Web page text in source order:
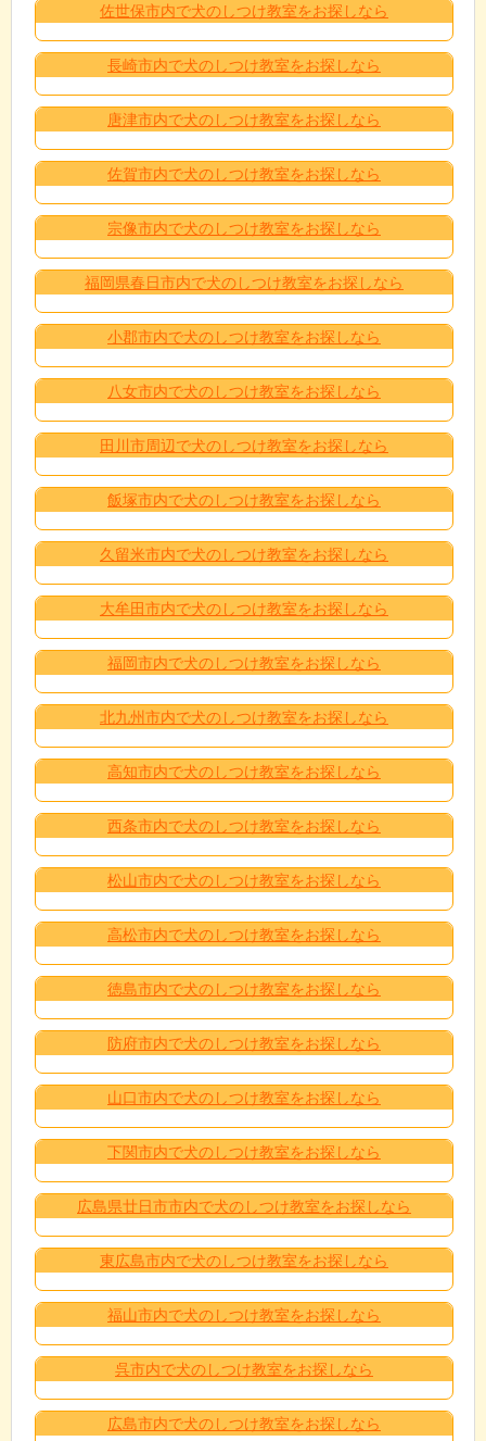
佐世保市内で犬のしつけ教室をお探しなら
長崎市内で犬のしつけ教室をお探しなら
唐津市内で犬のしつけ教室をお探しなら
佐賀市内で犬のしつけ教室をお探しなら
宗像市内で犬のしつけ教室をお探しなら
福岡県春日市内で犬のしつけ教室をお探しなら
小郡市内で犬のしつけ教室をお探しなら
八女市内で犬のしつけ教室をお探しなら
田川市周辺で犬のしつけ教室をお探しなら
飯塚市内で犬のしつけ教室をお探しなら
久留米市内で犬のしつけ教室をお探しなら
大牟田市内で犬のしつけ教室をお探しなら
福岡市内で犬のしつけ教室をお探しなら
北九州市内で犬のしつけ教室をお探しなら
高知市内で犬のしつけ教室をお探しなら
西条市内で犬のしつけ教室をお探しなら
松山市内で犬のしつけ教室をお探しなら
高松市内で犬のしつけ教室をお探しなら
徳島市内で犬のしつけ教室をお探しなら
防府市内で犬のしつけ教室をお探しなら
山口市内で犬のしつけ教室をお探しなら
下関市内で犬のしつけ教室をお探しなら
広島県廿日市市内で犬のしつけ教室をお探しなら
東広島市内で犬のしつけ教室をお探しなら
福山市内で犬のしつけ教室をお探しなら
呉市内で犬のしつけ教室をお探しなら
広島市内で犬のしつけ教室をお探しなら